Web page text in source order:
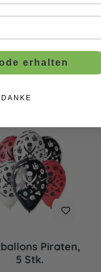
Piraten,
5 Stk.
erhalten